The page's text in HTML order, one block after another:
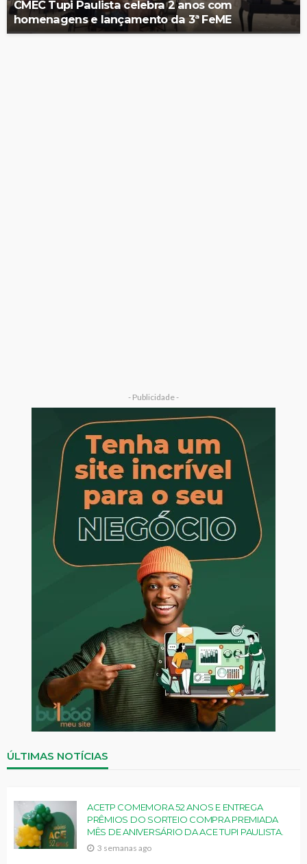
CMEC Tupi Paulista celebra 2 anos com
homenagens e lançamento da 3ª FeME
- Publicidade -
ÚLTIMAS NOTÍCIAS
ACETP COMEMORA 52 ANOS E ENTREGA
PRÊMIOS DO SORTEIO COMPRA PREMIADA
MÊS DE ANIVERSÁRIO DA ACE TUPI PAULISTA.
3 semanas ago